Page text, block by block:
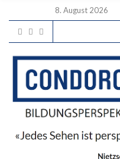
8. August 2026